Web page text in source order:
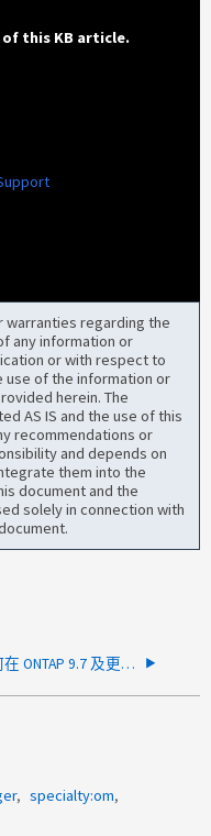
this KB article.
regarding the
any information or
or with respect to
use of the information or
herein. The
AS IS and the use of this
recommendations or
and depends on
them into the
document and the
solely in connection with
如何在 ONTAP 9.7 及更高版本中为 ONTAP System Manager 创建自定义角色和用户
specialty:om